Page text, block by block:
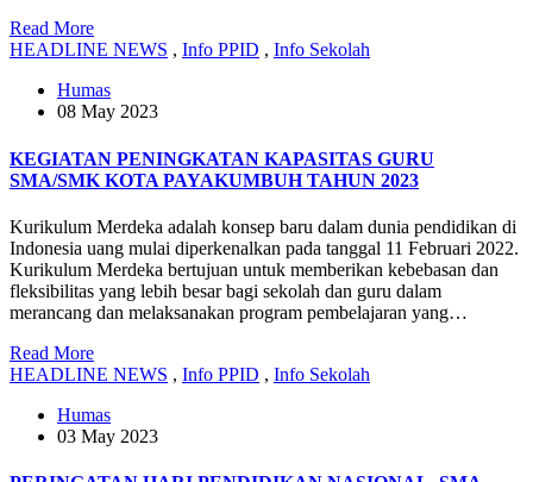
Read More
HEADLINE NEWS , Info PPID , Info Sekolah
Humas
08 May 2023
KEGIATAN PENINGKATAN KAPASITAS GURU
SMA/SMK KOTA PAYAKUMBUH TAHUN 2023
Kurikulum Merdeka adalah konsep baru dalam dunia pendidikan di
Indonesia uang mulai diperkenalkan pada tanggal 11 Februari 2022.
Kurikulum Merdeka bertujuan untuk memberikan kebebasan dan
fleksibilitas yang lebih besar bagi sekolah dan guru dalam
merancang dan melaksanakan program pembelajaran yang…
Read More
HEADLINE NEWS , Info PPID , Info Sekolah
Humas
03 May 2023